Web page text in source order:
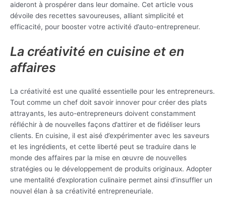
aideront à prospérer dans leur domaine. Cet article vous
dévoile des recettes savoureuses, alliant simplicité et
efficacité, pour booster votre activité d’auto-entrepreneur.
La créativité en cuisine et en
affaires
La créativité est une qualité essentielle pour les entrepreneurs.
Tout comme un chef doit savoir innover pour créer des plats
attrayants, les auto-entrepreneurs doivent constamment
réfléchir à de nouvelles façons d’attirer et de fidéliser leurs
clients. En cuisine, il est aisé d’expérimenter avec les saveurs
et les ingrédients, et cette liberté peut se traduire dans le
monde des affaires par la mise en œuvre de nouvelles
stratégies ou le développement de produits originaux. Adopter
une mentalité d’exploration culinaire permet ainsi d’insuffler un
nouvel élan à sa créativité entrepreneuriale.